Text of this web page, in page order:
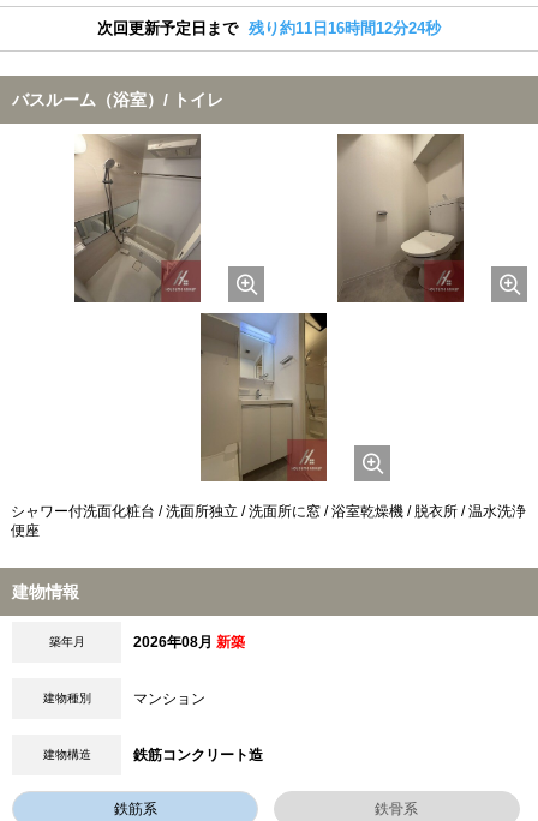
次回更新予定日まで 残り約11日16時間12分23秒
バスルーム（浴室）/ トイレ
シャワー付洗面化粧台 / 洗面所独立 / 洗面所に窓 / 浴室乾燥機 / 脱衣所 / 温水洗浄
便座
建物情報
築年月 2026年08月 新築
建物種別 マンション
建物構造 鉄筋コンクリート造
鉄筋系 鉄骨系